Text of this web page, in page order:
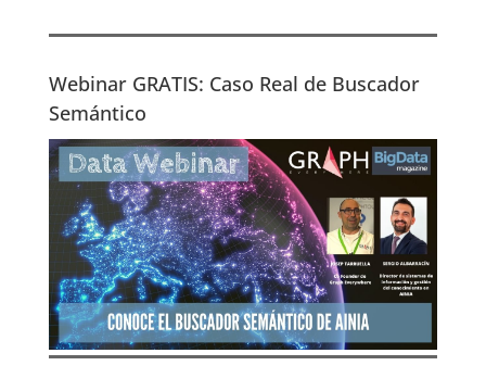
Webinar GRATIS: Caso Real de Buscador
Semántico